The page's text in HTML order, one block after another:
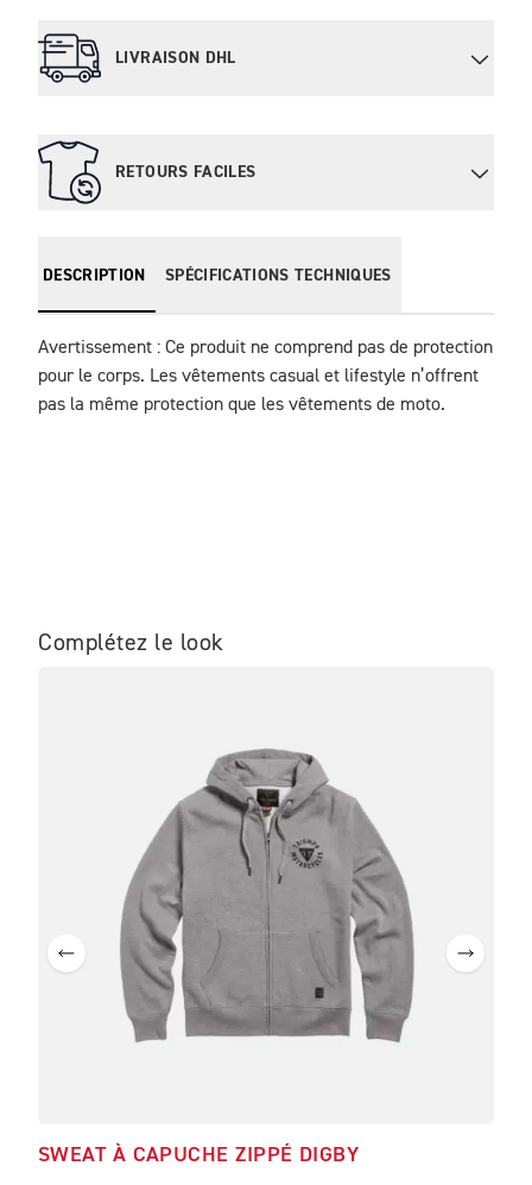
LIVRAISON DHL
RETOURS FACILES
DESCRIPTION SPÉCIFICATIONS TECHNIQUES
Avertissement : Ce produit ne comprend pas de protection
pour le corps. Les vêtements casual et lifestyle n’offrent
pas la même protection que les vêtements de moto.
Complétez le look
SWEAT À CAPUCHE ZIPPÉ DIGBY